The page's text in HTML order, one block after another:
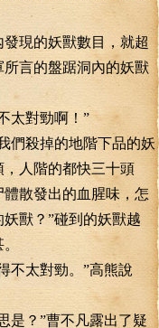
的妖獸數目，就超
言的盤踞洞內的妖獸
對勁啊！”
殺掉的地階下品的妖
人階的都快三十頭
散發出的血腥味，怎
獸？”碰到的妖獸越
太對勁。”高熊說
？”曹不凡露出了疑